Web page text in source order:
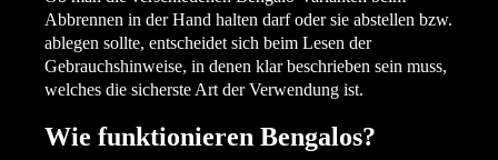
Abbrennen in der Hand halten darf oder sie abstellen bzw.
ablegen sollte, entscheidet sich beim Lesen der
Gebrauchshinweise, in denen klar beschrieben sein muss,
welches die sicherste Art der Verwendung ist.
Wie funktionieren Bengalos?